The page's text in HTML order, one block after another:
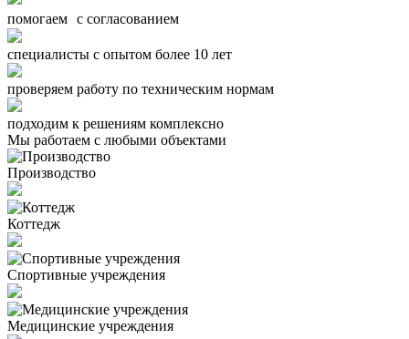
помогаем с согласованием
специалисты с опытом более 10 лет
проверяем работу по техническим нормам
подходим к решениям комплексно
Мы работаем с любыми объектами
Производство
Коттедж
Спортивные учреждения
Медицинские учреждения